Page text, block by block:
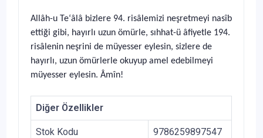
Allâh-u Te‘âlâ bizlere 94. risâlemizi neşretmeyi nasîb
ettiği gibi, hayırlı uzun ömürle, sıhhat-ü âfiyetle 194.
risâlenin neşrini de müyesser eylesin, sizlere de
hayırlı, uzun ömürlerle okuyup amel edebilmeyi
müyesser eylesin. Âmîn!
Diğer Özellikler
Stok Kodu 9786259897547